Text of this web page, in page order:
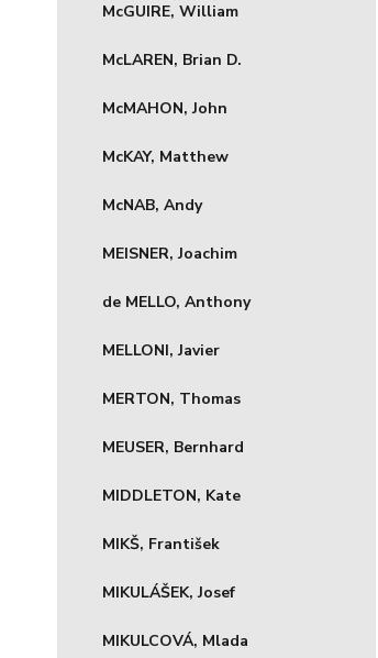
McGUIRE, William
McLAREN, Brian D.
McMAHON, John
McKAY, Matthew
McNAB, Andy
MEISNER, Joachim
de MELLO, Anthony
MELLONI, Javier
MERTON, Thomas
MEUSER, Bernhard
MIDDLETON, Kate
MIKŠ, František
MIKULÁŠEK, Josef
MIKULCOVÁ, Mlada